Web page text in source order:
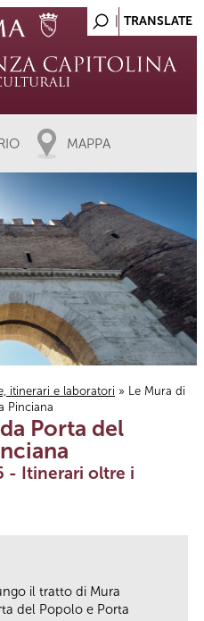
MAPPA
itinerari e laboratori » Le Mura di
Pinciana
Porta del
- Itinerari oltre i
il tratto di Mura
del Popolo e Porta